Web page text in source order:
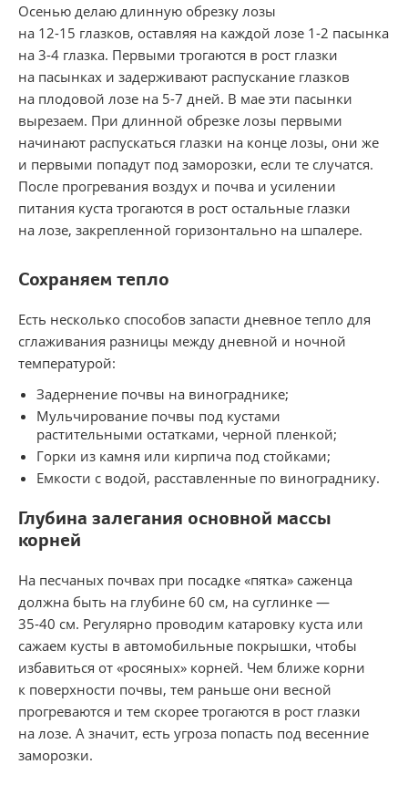
Осенью делаю длинную обрезку лозы
на 12-15 глазков, оставляя на каждой лозе 1-2 пасынка
на 3-4 глазка. Первыми трогаются в рост глазки
на пасынках и задерживают распускание глазков
на плодовой лозе на 5-7 дней. В мае эти пасынки
вырезаем. При длинной обрезке лозы первыми
начинают распускаться глазки на конце лозы, они же
и первыми попадут под заморозки, если те случатся.
После прогревания воздух и почва и усилении
питания куста трогаются в рост остальные глазки
на лозе, закрепленной горизонтально на шпалере.
Сохраняем тепло
Есть несколько способов запасти дневное тепло для
сглаживания разницы между дневной и ночной
температурой:
Задернение почвы на винограднике;
Мульчирование почвы под кустами
растительными остатками, черной пленкой;
Горки из камня или кирпича под стойками;
Емкости с водой, расставленные по винограднику.
Глубина залегания основной массы
корней
На песчаных почвах при посадке «пятка» саженца
должна быть на глубине 60 см, на суглинке —
35-40 см. Регулярно проводим катаровку куста или
сажаем кусты в автомобильные покрышки, чтобы
избавиться от «росяных» корней. Чем ближе корни
к поверхности почвы, тем раньше они весной
прогреваются и тем скорее трогаются в рост глазки
на лозе. А значит, есть угроза попасть под весенние
заморозки.